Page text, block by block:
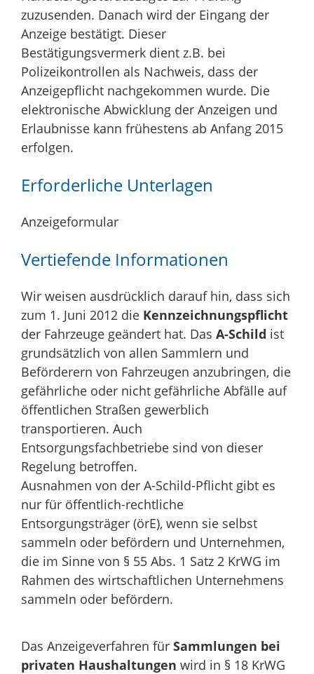
zuzusenden. Danach wird der Eingang der
Anzeige bestätigt. Dieser
Bestätigungsvermerk dient z.B. bei
Polizeikontrollen als Nachweis, dass der
Anzeigepflicht nachgekommen wurde. Die
elektronische Abwicklung der Anzeigen und
Erlaubnisse kann frühestens ab Anfang 2015
erfolgen.
Erforderliche Unterlagen
Anzeigeformular
Vertiefende Informationen
Wir weisen ausdrücklich darauf hin, dass sich
zum 1. Juni 2012 die Kennzeichnungspflicht
der Fahrzeuge geändert hat. Das A-Schild ist
grundsätzlich von allen Sammlern und
Beförderern von Fahrzeugen anzubringen, die
gefährliche oder nicht gefährliche Abfälle auf
öffentlichen Straßen gewerblich
transportieren. Auch
Entsorgungsfachbetriebe sind von dieser
Regelung betroffen.
Ausnahmen von der A-Schild-Pflicht gibt es
nur für öffentlich-rechtliche
Entsorgungsträger (örE), wenn sie selbst
sammeln oder befördern und Unternehmen,
die im Sinne von § 55 Abs. 1 Satz 2 KrWG im
Rahmen des wirtschaftlichen Unternehmens
sammeln oder befördern.
Das Anzeigeverfahren für Sammlungen bei
privaten Haushaltungen wird in § 18 KrWG